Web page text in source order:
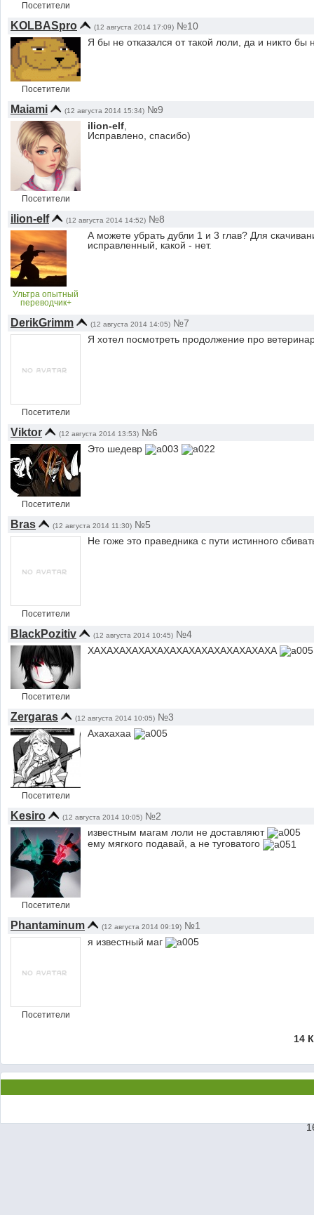
Посетители
KOLBASpro (12 августа 2014 17:09) №10
Посетители
Я бы не отказался от такой лоли, да и никто бы
Maiami (12 августа 2014 15:34) №9
Посетители
ilion-elf
Исправлено, спасибо)
ilion-elf (12 августа 2014 14:52) №8
Ультра опытный
переводчик+
А можете убрать дубли 1 и 3 глав? Для
исправленный, какой - нет.
DerikGrimm (12 августа 2014 14:05) №7
Посетители
Я хотел посмотреть продолжение про
Viktor (12 августа 2014 13:53) №6
Посетители
Это шедевр
Bras (12 августа 2014 11:30) №5
Посетители
Не гоже это праведника с пути истинного
BlackPozitiv (12 августа 2014 10:45) №4
Посетители
ХАХАХАХАХАХАХАХАХАХАХАХАХАХАХА
Zergaras (12 августа 2014 10:05) №3
Посетители
Ахахахаа
Kesiro (12 августа 2014 10:05) №2
Посетители
известным магам лоли не доставляют
ему мягкого подавай, а не туговатого
Phantaminum (12 августа 2014 09:19) №1
Посетители
я известный маг
14